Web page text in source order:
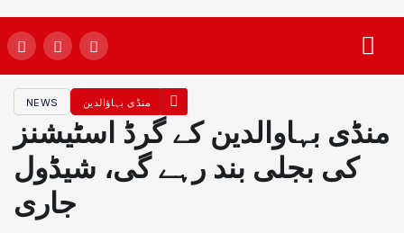
NEWS منڈی بہاؤالدین
منڈی بہاوالدین کے گرڈ اسٹیشنز
کی بجلی بند رہے گی، شیڈول
جاری